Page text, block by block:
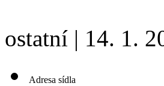
ostatní | 14. 1.
Adresa sídla